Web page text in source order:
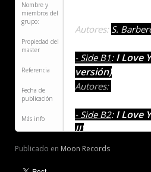
Nombre y
miembros del
grupo:
Propiedad del
master
Referencia
Fecha de
publicación
Más info
Autores: S.
- Side B1: I Love
versión)
Autores:
- Side B2:I Love
II)
Autores:
Publicado en Moon Records